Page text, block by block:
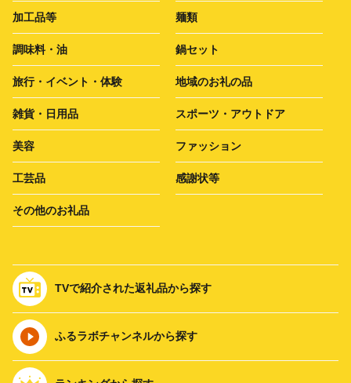
加工品等 麺類
調味料・油 鍋セット
旅行・イベント・体験 地域のお礼の品
雑貨・日用品 スポーツ・アウトドア
美容 ファッション
工芸品 感謝状等
その他のお礼品
TVで紹介された返礼品から探す
ふるラボチャンネルから探す